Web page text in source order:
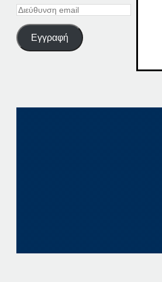
Διεύθυνση
Εγγραφή